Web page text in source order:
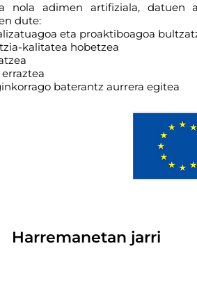
nola adimen artifiziala, datuen
dute:
eta proaktiboagoa
kalitatea hobetzea
baterantz aurrera egitea
Harremanetan jarri